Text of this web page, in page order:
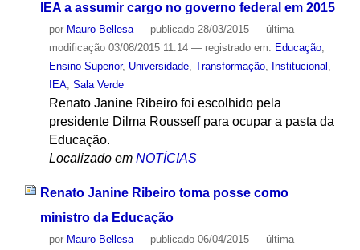
IEA a assumir cargo no governo federal em 2015
por Mauro Bellesa — publicado28/03/2015 — última
modificação03/08/2015 11:14 — registrado em: Educação,
Ensino Superior, Universidade, Transformação, Institucional ,
IEA, Sala Verde
Renato Janine Ribeiro foi escolhido pela
presidente Dilma Rousseff para ocupar a pasta da
Educação.
Localizado em NOTÍCIAS
Renato Janine Ribeiro toma posse como
ministro da Educação
por Mauro Bellesa — publicado06/04/2015 — última